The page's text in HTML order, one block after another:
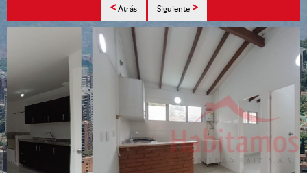
< Atrás Siguiente >